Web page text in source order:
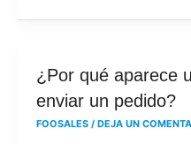
¿Por qué aparece
enviar un pedido?
FOOSALES / DEJA UN
¿Por
qué